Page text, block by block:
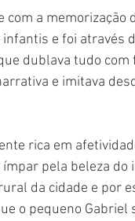
a memorização
e foi através
dublava tudo com
e imitava
rica em
pela beleza
da cidade e por
o pequeno Gabriel